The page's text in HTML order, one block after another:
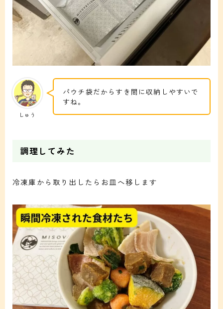
しゅう
パウチ袋だからすき間に収納しやすいで
すね。
調理してみた
冷凍庫から取り出したらお皿へ移します